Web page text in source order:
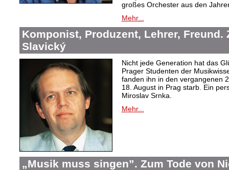
großes Orchester aus den
Mehr...
Komponist, Produzent, Lehrer, Freund.
Slavický
Nicht jede Generation hat das
Prager Studenten der
fanden ihn in den vergangenen
18. August in Prag starb. Ein
Miroslav Srnka.
Mehr...
„Musik muss singen”. Zum Tode von